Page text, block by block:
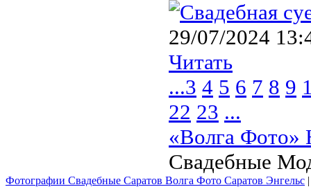
29/07/2024
Читать
...3 4 5 6 7 8 9
22 23 ...
«Волга Фото»
Свадебные
Фотографии Свадебные Саратов Волга Фото Саратов Энгельс